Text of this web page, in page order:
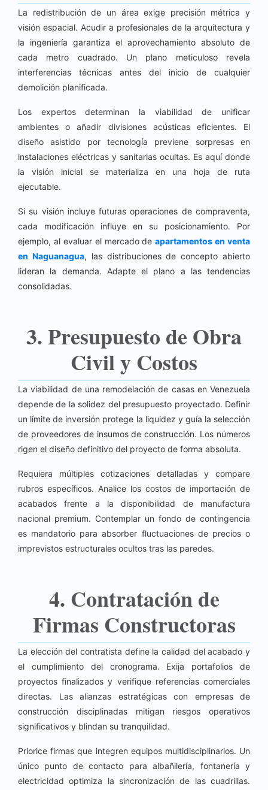
La redistribución de un área exige precisión métrica y
visión espacial. Acudir a profesionales de la arquitectura y
la ingeniería garantiza el aprovechamiento absoluto de
cada metro cuadrado. Un plano meticuloso revela
interferencias técnicas antes del inicio de cualquier
demolición planificada.
Los expertos determinan la viabilidad de unificar
ambientes o añadir divisiones acústicas eficientes. El
diseño asistido por tecnología previene sorpresas en
instalaciones eléctricas y sanitarias ocultas. Es aquí donde
la visión inicial se materializa en una hoja de ruta
ejecutable.
Si su visión incluye futuras operaciones de compraventa,
cada modificación influye en su posicionamiento. Por
ejemplo, al evaluar el mercado deapartamentos en venta
en Naguanagua, las distribuciones de concepto abierto
lideran la demanda. Adapte el plano a las tendencias
consolidadas.
3. Presupuesto de Obra
Civil y Costos
La viabilidad de una remodelación de casas en Venezuela
depende de la solidez del presupuesto proyectado. Definir
un límite de inversión protege la liquidez y guía la selección
de proveedores de insumos de construcción. Los números
rigen el diseño definitivo del proyecto de forma absoluta.
Requiera múltiples cotizaciones detalladas y compare
rubros específicos. Analice los costos de importación de
acabados frente a la disponibilidad de manufactura
nacional premium. Contemplar un fondo de contingencia
es mandatorio para absorber fluctuaciones de precios o
imprevistos estructurales ocultos tras las paredes.
4. Contratación de
Firmas Constructoras
La elección del contratista define la calidad del acabado y
el cumplimiento del cronograma. Exija portafolios de
proyectos finalizados y verifique referencias comerciales
directas. Las alianzas estratégicas con empresas de
construcción disciplinadas mitigan riesgos operativos
significativos y blindan su tranquilidad.
Priorice firmas que integren equipos multidisciplinarios. Un
único punto de contacto para albañilería, fontanería y
electricidad optimiza la sincronización de las cuadrillas.